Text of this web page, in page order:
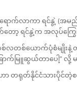
ာက်လာကာ ရင်နွဲ့ (အမ
ာ့ ရင်နွဲ့က အလုပ်ကြွေ
လတစ်ယောက်ပုံစံမျိုး
က်မြူဆွယ်တာပေါ့” လို့ မ
ာ တရုတ်နိုင်ငံသားပို